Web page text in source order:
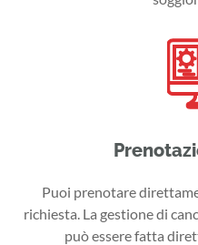
Puoi prenotare
richiesta. La gestione di
può essere fatta